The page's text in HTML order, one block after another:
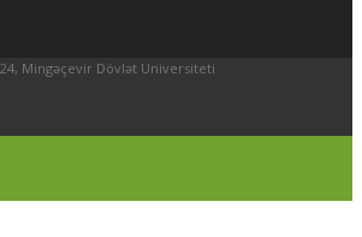
Mingəçevir Dövlət Universiteti